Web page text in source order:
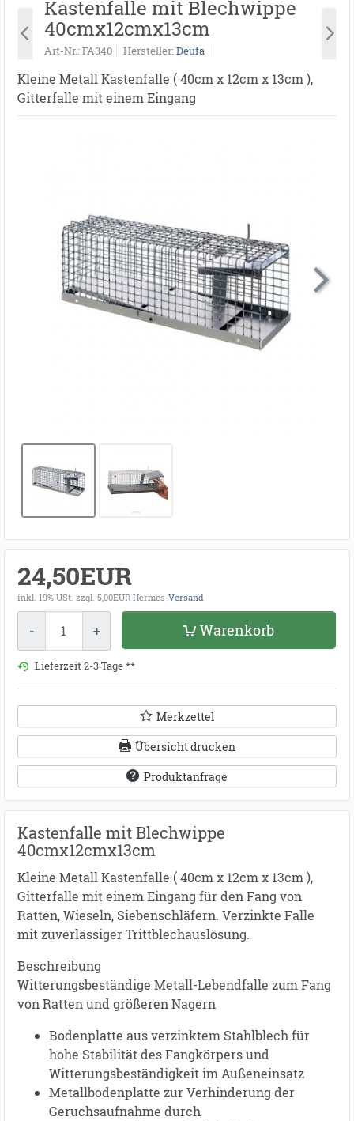
Kastenfalle mit Blechwippe
40cmx12cmx13cm
Art-Nr. FA340 Hersteller Deufa
Kleine Metall Kastenfalle ( 40cm x 12cm x 13cm ),
Gitterfalle mit einem Eingang

24,50EUR
inkl. 19% USt. zzgl. 5,00EUR Hermes-Versand
- + Warenkorb
Lieferzeit 2-3 Tage **
Merkzettel
Übersicht drucken
Produktanfrage
Kastenfalle mit Blechwippe
40cmx12cmx13cm
Kleine Metall Kastenfalle ( 40cm x 12cm x 13cm ),
Gitterfalle mit einem Eingang für den Fang von
Ratten, Wieseln, Siebenschläfern. Verzinkte Falle
mit zuverlässiger Trittblechauslösung.
Beschreibung
Witterungsbeständige Metall-Lebendfalle zum Fang
von Ratten und größeren Nagern
Bodenplatte aus verzinktem Stahlblech für
hohe Stabilität des Fangkörpers und
Witterungsbeständigkeit im Außeneinsatz
Metallbodenplatte zur Verhinderung der
Geruchsaufnahme durch